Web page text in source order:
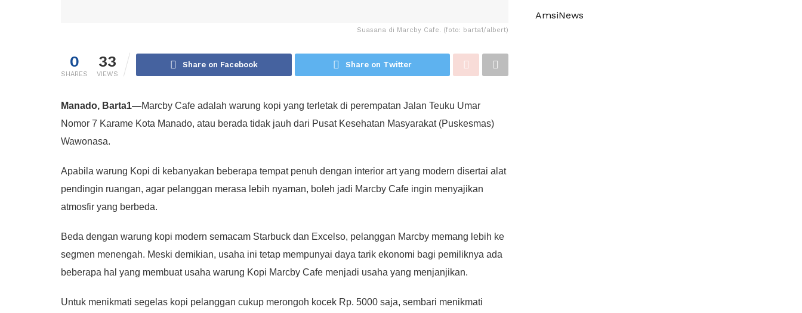
Suasana di Marcby Cafe. (foto: barta1/albert)
0
SHARES
33
VIEWS
Share on Facebook Share on Twitter
Manado, Barta1—Marcby Cafe adalah warung kopi yang terletak di perempatan Jalan Teuku Umar
Nomor 7 Karame Kota Manado, atau berada tidak jauh dari Pusat Kesehatan Masyarakat (Puskesmas)
Wawonasa.
Apabila warung Kopi di kebanyakan beberapa tempat penuh dengan interior art yang modern disertai alat
pendingin ruangan, agar pelanggan merasa lebih nyaman, boleh jadi Marcby Cafe ingin menyajikan
atmosfir yang berbeda.
Beda dengan warung kopi modern semacam Starbuck dan Excelso, pelanggan Marcby memang lebih ke
segmen menengah. Meski demikian, usaha ini tetap mempunyai daya tarik ekonomi bagi pemiliknya ada
beberapa hal yang membuat usaha warung Kopi Marcby Cafe menjadi usaha yang menjanjikan.
Untuk menikmati segelas kopi pelanggan cukup merongoh kocek Rp. 5000 saja, sembari menikmati
AmsiNews